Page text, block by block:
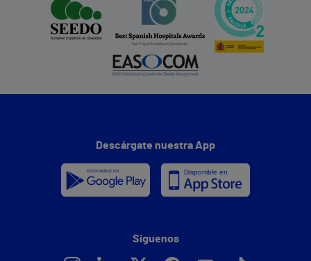
Descárgate nuestra App
Síguenos